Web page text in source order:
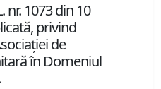
nr. 1073 din 10
privind
de
în Domeniul